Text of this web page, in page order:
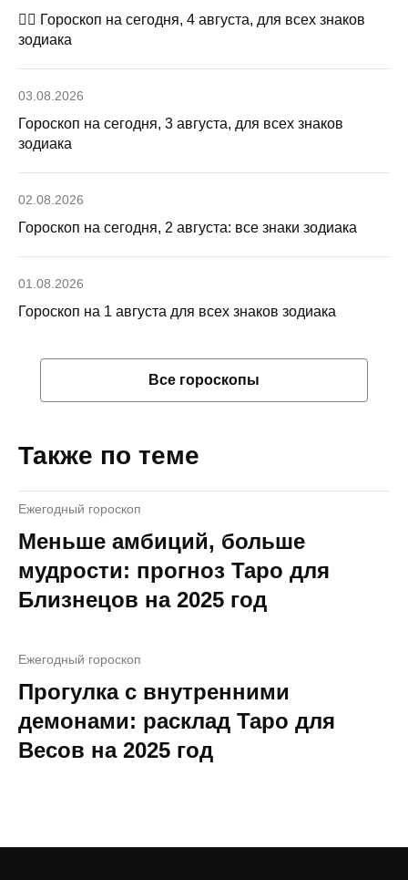
🧙‍♀ Гороскоп на сегодня, 4 августа, для всех знаков
зодиака
03.08.2026
Гороскоп на сегодня, 3 августа, для всех знаков
зодиака
02.08.2026
Гороскоп на сегодня, 2 августа: все знаки зодиака
01.08.2026
Гороскоп на 1 августа для всех знаков зодиака
Все гороскопы
Также по теме
Ежегодный гороскоп
Меньше амбиций, больше
мудрости: прогноз Таро для
Близнецов на 2025 год
Ежегодный гороскоп
Прогулка с внутренними
демонами: расклад Таро для
Весов на 2025 год